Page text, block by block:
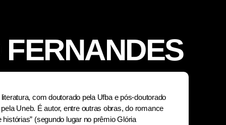
com doutorado pela Ufba e pós-doutorado
Uneb. É autor, entre outras obras, do romance
histórias” (segundo lugar no prêmio Glória